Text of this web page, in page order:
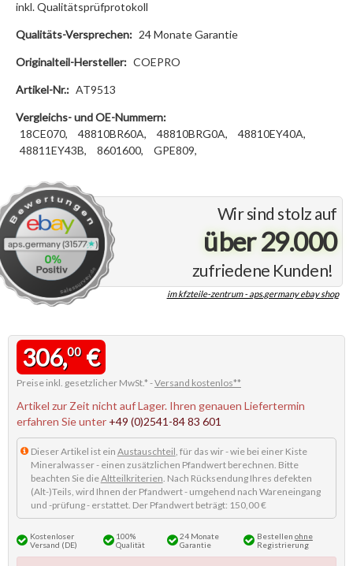
Wir sind stolz auf
über 29.000
zufriedene Kunden!
im kfzteile-zentrum - aps.germany ebay shop
inkl. Qualitätsprüfprotokoll
Qualitäts-Versprechen: 24 Monate Garantie
Originalteil-Hersteller: COEPRO
Artikel-Nr.: AT9513
Vergleichs- und OE-Nummern:
18CE070,
48810BR60A, 48810BRG0A,
48810EY40A,
48811EY43B,
8601600, GPE809,
306,00€
Preise inkl. gesetzlicher MwSt.* -Versand kostenlos**
Artikel zur Zeit nicht auf Lager. Ihren genauen Liefertermin
erfahren Sie unter +49 (0)2541-84 83 601
Dieser Artikel ist ein Austauschteil, für das wir - wie bei einer Kiste
Mineralwasser - einen zusätzlichen Pfandwert berechnen. Bitte
beachten Sie dieAltteilkriterien. Nach Rücksendung Ihres defekten
(Alt-)Teils, wird Ihnen der Pfandwert - umgehend nach Wareneingang
und -prüfung - erstattet. Der Pfandwert beträgt: 150,00 €
Kostenloser
Versand (DE)
100%
Qualität
24 Monate
Garantie
Bestellen ohne
Registrierung